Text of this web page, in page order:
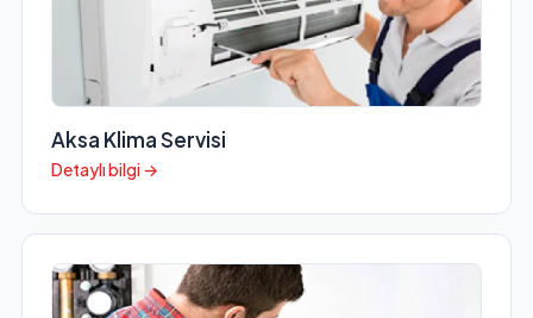
Aksa Klima Servisi
Detaylı bilgi →